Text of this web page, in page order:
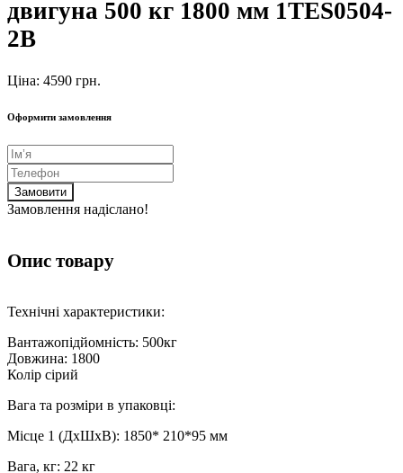
двигуна 500 кг 1800 мм 1TES0504-
2B
Ціна: 4590 грн.
Оформити замовлення
Замовити
Замовлення надіслано!
Опис товару
Технічні характеристики:
Вантажопідйомність: 500кг
Довжина: 1800
Колір сірий
Вага та розміри в упаковці:
Місце 1 (ДхШхВ): 1850* 210*95 мм
Вага, кг: 22 кг